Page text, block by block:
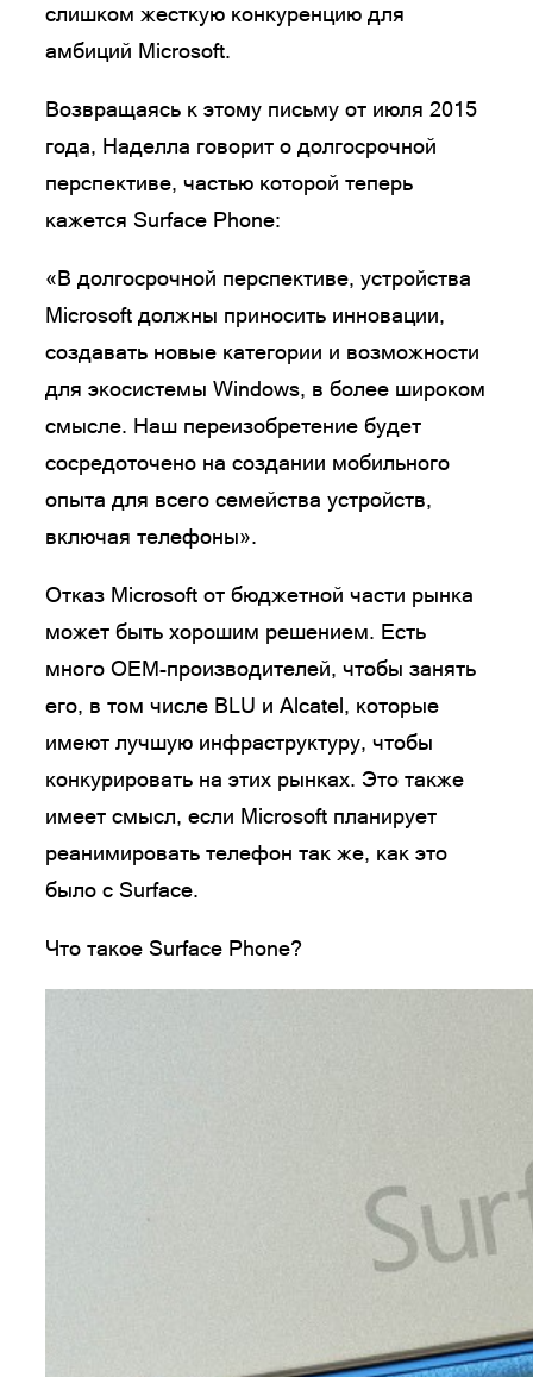
слишком жесткую конкуренцию для
амбиций Microsoft.
Возвращаясь к этому письму от июля 2015
года, Наделла говорит о долгосрочной
перспективе, частью которой теперь
кажется Surface Phone:
«В долгосрочной перспективе, устройства
Microsoft должны приносить инновации,
создавать новые категории и возможности
для экосистемы Windows, в более широком
смысле. Наш переизобретение будет
сосредоточено на создании мобильного
опыта для всего семейства устройств,
включая телефоны».
Отказ Microsoft от бюджетной части рынка
может быть хорошим решением. Есть
много OEM-производителей, чтобы занять
его, в том числе BLU и Alcatel, которые
имеют лучшую инфраструктуру, чтобы
конкурировать на этих рынках. Это также
имеет смысл, если Microsoft планирует
реанимировать телефон так же, как это
было с Surface.
Что такое Surface Phone?